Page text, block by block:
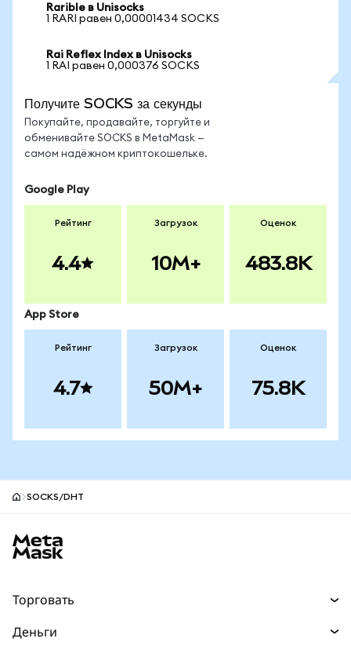
Rarible в Unisocks
1 RARI равен 0,00001434 SOCKS
Rai Reflex Index в Unisocks
1 RAI равен 0,000376 SOCKS
Получите SOCKS за секунды
Покупайте, продавайте, торгуйте и
обменивайте SOCKS в MetaMask —
самом надёжном криптокошельке.
Google Play
Рейтинг
4.4
Загрузок
10M+
Оценок
483.8K
App Store
Рейтинг
4.7
Загрузок
50M+
Оценок
75.8K
SOCKS/DHT
Торговать
Деньги